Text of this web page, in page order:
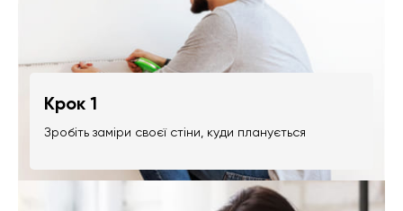
Крок 1
Зробіть заміри своєї стіни, куди планується